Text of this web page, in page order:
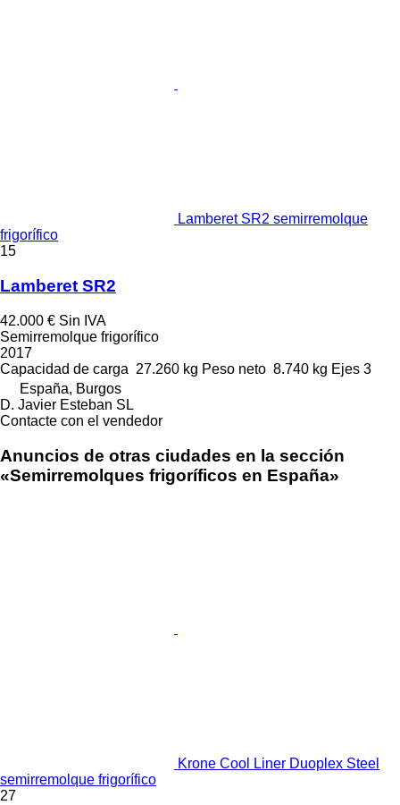
Lamberet SR2 semirremolque
frigorífico
15
Lamberet SR2
42.000 € Sin IVA
Semirremolque frigorífico
2017
Capacidad de carga 27.260 kg Peso neto 8.740 kg Ejes 3
España, Burgos
D. Javier Esteban SL
Contacte con el vendedor
Anuncios de otras ciudades en la sección
«Semirremolques frigoríficos en España»
Krone Cool Liner Duoplex Steel
semirremolque frigorífico
27